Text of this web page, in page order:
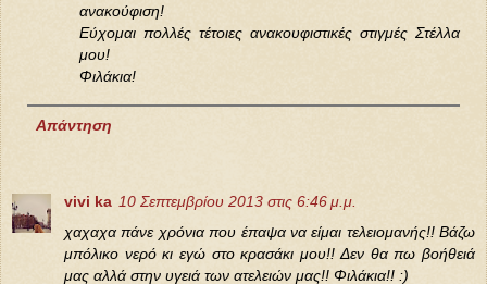
ανακούφιση!
Εύχομαι πολλές τέτοιες ανακουφιστικές στιγμές Στέλλα
μου!
Φιλάκια!
Απάντηση
vivi ka 10 Σεπτεμβρίου 2013 στις 6:46 μ.μ.
χαχαχα πάνε χρόνια που έπαψα να είμαι τελειομανής!! Βάζω
μπόλικο νερό κι εγώ στο κρασάκι μου!! Δεν θα πω βοήθειά
μας αλλά στην υγειά των ατελειών μας!! Φιλάκια!! :)